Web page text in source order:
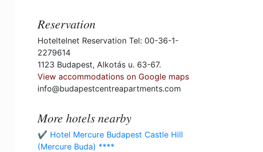
Reservation
Hoteltelnet Reservation Tel: 00-36-1-
2279614
1123 Budapest, Alkotás u. 63-67.
View accommodations on Google maps
info@budapestcentreapartments.com
More hotels nearby
✔️ Hotel Mercure Budapest Castle Hill
(Mercure Buda) ****